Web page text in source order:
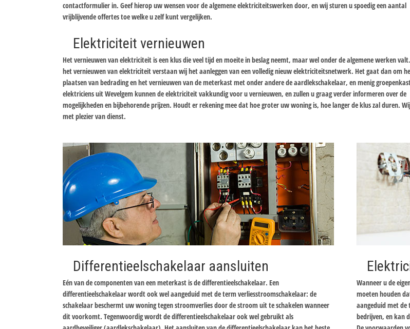
contactformulier in. Geef hierop uw wensen voor de algemene elektriciteitswerken door, en wij sturen u spoedig een aantal
vrijblijvende offertes toe welke u zelf kunt vergelijken.
Elektriciteit vernieuwen
Het vernieuwen van elektriciteit is een klus die veel tijd en moeite in beslag neemt, maar wel onder de algemene werken
het vernieuwen van elektriciteit verstaan wij het aanleggen van een volledig nieuw elektriciteitsnetwerk. Het gaat dan om
plaatsen van bedrading en het vernieuwen van de meterkast met onder andere de aardlekschakelaar, en menig
elektriciens uit Wevelgem kunnen de elektriciteit vakkundig voor u vernieuwen, en zullen u graag verder informeren over de
mogelijkheden en bijbehorende prijzen. Houdt er rekening mee dat hoe groter uw woning is, hoe langer de klus zal duren.
met plezier van dienst.
Differentieelschakelaar aansluiten
Eén van de componenten van een meterkast is de differentieelschakelaar. Een
differentieelschakelaar wordt ook wel aangeduid met de term verliesstroomschakelaar: de
schakelaar beschermt uw woning tegen stroomverlies door de stroom uit te schakelen wanneer
dit voorkomt. Tegenwoordig wordt de differentieelschakelaar ook wel gebruikt als
Wanneer u de
moeten houden
aangeduid met
bedrijven, en kan